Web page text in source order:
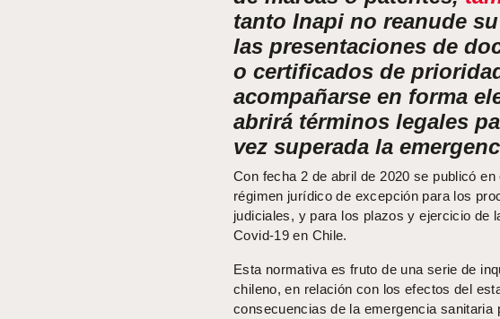
tanto Inapi no reanude
las presentaciones de
o certificados de
acompañarse en forma
abrirá términos legales
vez superada la
Con fecha 2 de abril de 2020 se publicó
régimen jurídico de excepción para los
judiciales, y para los plazos y ejercicio de
Covid-19 en Chile.
Esta normativa es fruto de una serie de
chileno, en relación con los efectos del
consecuencias de la emergencia